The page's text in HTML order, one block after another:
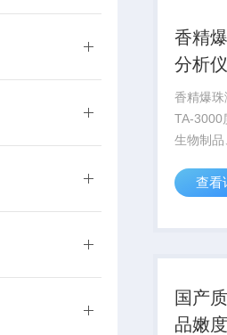
香精
分析仪
香精爆
TA-3000
生物制
度、酥
着性、
查看
国产
品嫩